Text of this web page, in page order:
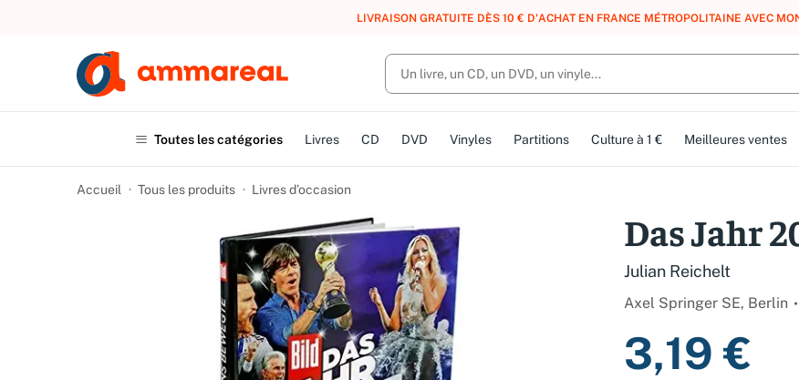
LIVRAISON GRATUITE DÈS 10 € D'ACHAT EN FRANCE MÉTROPOLITAINE AVEC
Toutes les catégories Livres CD DVD Vinyles Partitions Culture à 1 € Meilleures ventes
Accueil Tous les produits Livres d’occasion
Das Jahr
Julian Reichelt
Axel Springer SE, Berlin
3,19 €